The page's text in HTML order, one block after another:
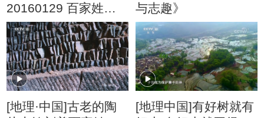
20160129 百家姓
（第三部）11 房 裘
缪
与志趣》
[地理·中国]古老的陶
[地理中国]有好树就有